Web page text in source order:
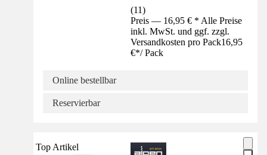
(11)
Preis — 16,95 € * Alle Preise
inkl. MwSt. und ggf. zzgl.
Versandkosten pro Pack16,95
€*/ Pack
Online bestellbar
Reservierbar
Top Artikel